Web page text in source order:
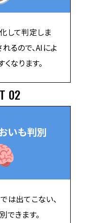
して判定しま
るので、AIによ
なります。
02
いも判別
は出てこない、
できます。